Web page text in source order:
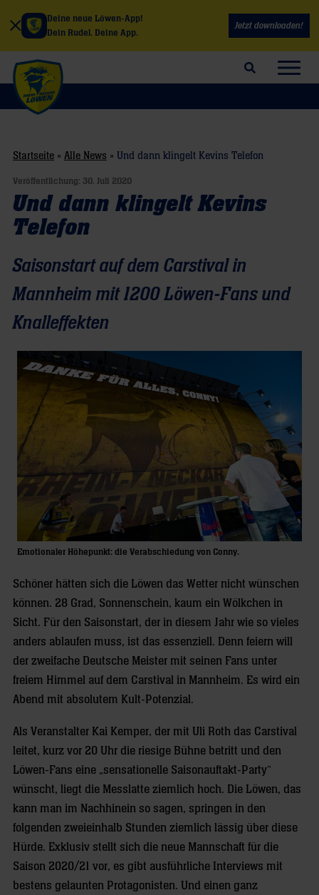
Deine neue Löwen-App!
Dein Rudel. Deine App.
Jetzt downloaden!
Suchfeld öffnen
Startseite » Alle News » Und dann klingelt Kevins Telefon
Veröffentlichung: 30. Juli 2020
Und dann klingelt Kevins
Telefon
Saisonstart auf dem Carstival in
Mannheim mit 1200 Löwen-Fans und
Knalleffekten
Emotionaler Höhepunkt: die Verabschiedung von Conny.
Schöner hätten sich die Löwen das Wetter nicht wünschen
können. 28 Grad, Sonnenschein, kaum ein Wölkchen in
Sicht. Für den Saisonstart, der in diesem Jahr wie so vieles
anders ablaufen muss, ist das essenziell. Denn feiern will
der zweifache Deutsche Meister mit seinen Fans unter
freiem Himmel auf dem Carstival in Mannheim. Es wird ein
Abend mit absolutem Kult-Potenzial.
Als Veranstalter Kai Kemper, der mit Uli Roth das Carstival
leitet, kurz vor 20 Uhr die riesige Bühne betritt und den
Löwen-Fans eine „sensationelle Saisonauftakt-Party“
wünscht, liegt die Messlatte ziemlich hoch. Die Löwen, das
kann man im Nachhinein so sagen, springen in den
folgenden zweieinhalb Stunden ziemlich lässig über diese
Hürde. Exklusiv stellt sich die neue Mannschaft für die
Saison 2020/21 vor, es gibt ausführliche Interviews mit
bestens gelaunten Protagonisten. Und einen ganz